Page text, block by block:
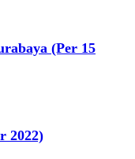
(Per 15
2022)